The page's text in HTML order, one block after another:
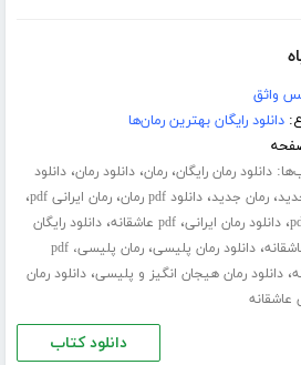
واثق
دانلود رایگان بهترین رمان‌ها
دانلود رمان رایگان،رمان،دانلود رمان،دانلود
،رمان جدید،دانلود pdf رمان ،رمان ایرانی pdf ،
،دانلود رمان ایرانی،pdf عاشقانه ،دانلود رایگان
،دانلود رمان پلیسی،
رمان پلیسی، pdf
،دانلود رمان هیجان انگیز و پلیسی،دانلود رمان
عاشقانه
دانلود کتاب